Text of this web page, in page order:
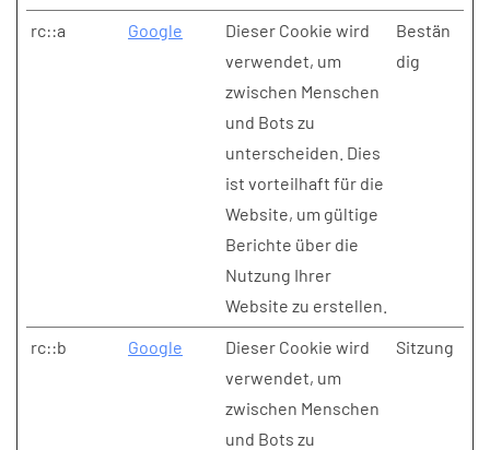
rc::a Google
Dieser Cookie wird
verwendet, um
zwischen Menschen
und Bots zu
unterscheiden. Dies
ist vorteilhaft für die
Website, um gültige
Berichte über die
Nutzung Ihrer
Website zu erstellen.
Bestän
dig
rc::b Google
Dieser Cookie wird
verwendet, um
zwischen Menschen
und Bots zu
Sitzung